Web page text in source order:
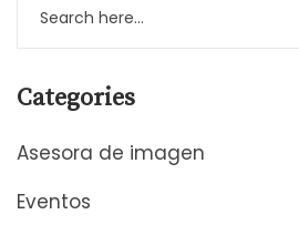
Categories
Asesora de imagen
Eventos